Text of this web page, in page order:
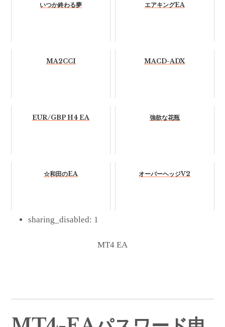
いつか終わる夢 エアキングEA
MA2CCI MACD-ADX
EUR/GBP H4 EA 強欲な花瓶
☆和田のEA オーバーヘッジV2
sharing_disabled: 1
MT4 EA